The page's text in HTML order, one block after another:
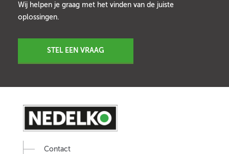
Wij helpen je graag met het vinden van de juiste
oplossingen.
STEL EEN VRAAG
Contact